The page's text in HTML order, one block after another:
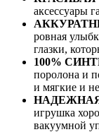
аксессуары
ровная
глазки,
100%
поролона и
и мягкие и
игрушка
вакуумной